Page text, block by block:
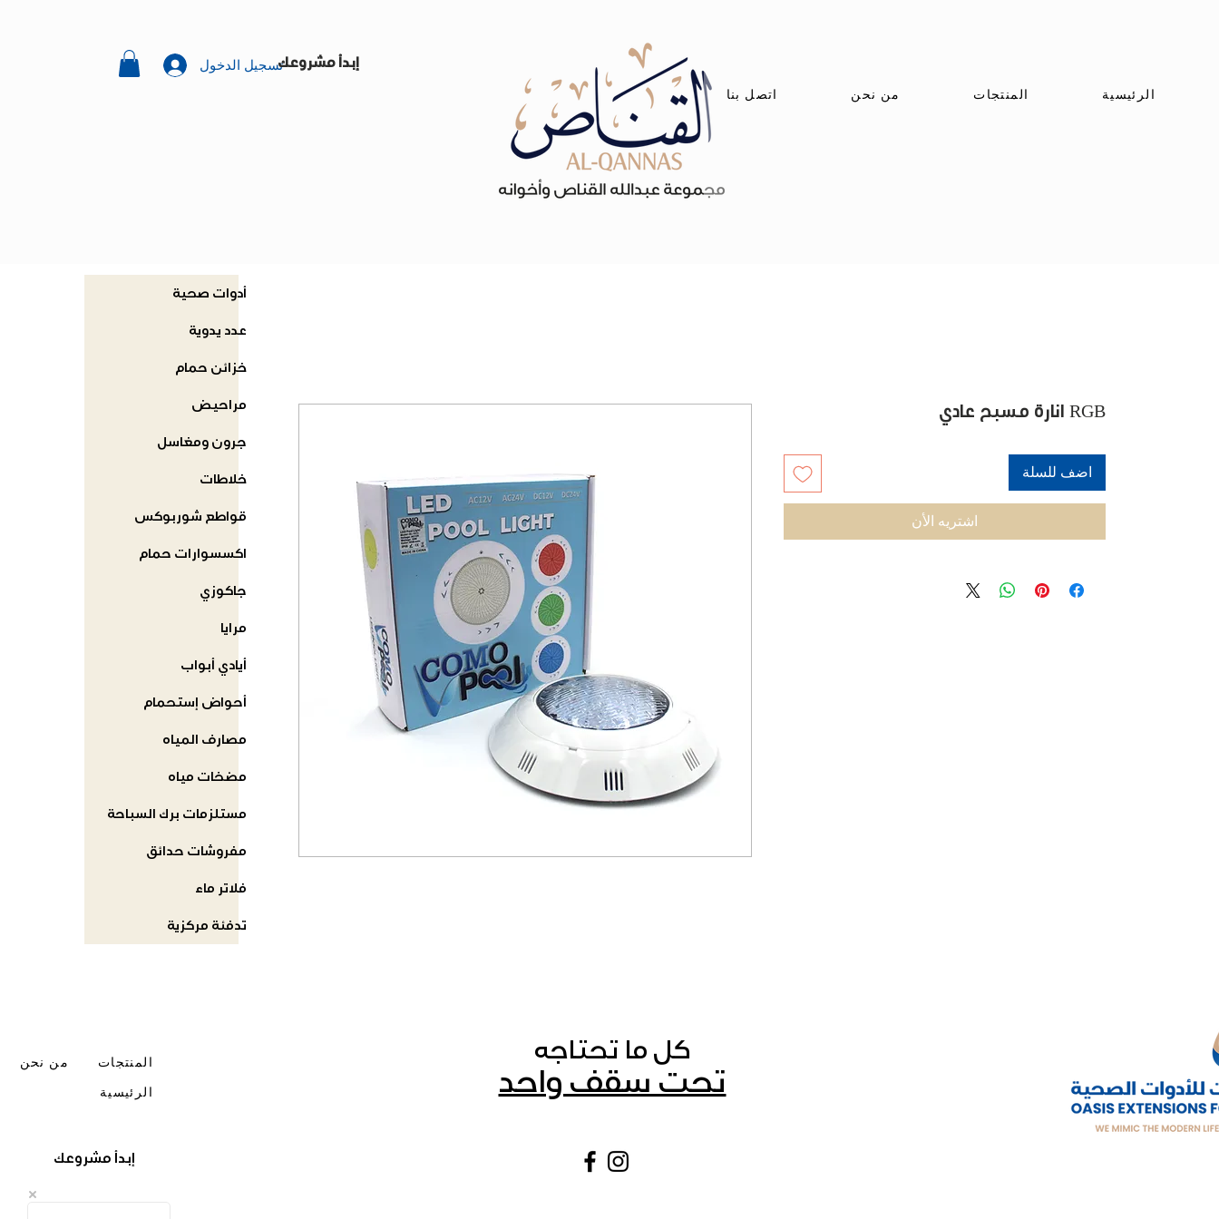
تسجيل الدخولإبدأ مشروعك
الرئيسية المنتجات من نحن اتصل بنا
أدوات صحية
عدد يدوية
خزائن حمام
مراحيض
جرون ومغاسل
خلاطات
قواطع شوربوكس
اكسسوارات حمام
جاكوزي
مرايا
أيادي أبواب
أحواض إستحمام
مصارف المياه
مضخات مياه
مستلزمات برك السباحة
مفروشات حدائق
فلاتر ماء
تدفئة مركزية
RGB انارة مسبح عادي
اضف للسلة
اشتريه الأن
إبدأ مشروعك
من نحن
المنتجات
الرئيسية
كل ما تحتاجه
تحت سقف واحد